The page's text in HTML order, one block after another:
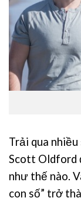
Trải qua
Scott Oldford
như thế nào.
con số” trở